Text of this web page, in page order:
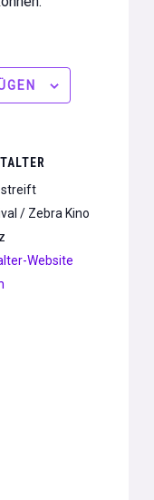
/ Zebra Kino
Website